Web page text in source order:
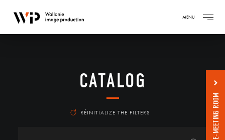
MENU
CATALOG
RÉINITIALIZE THE FILTERS E-MEETING ROOM